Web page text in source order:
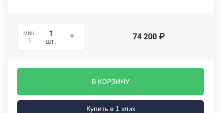
мин.
1
шт. 74 200 ₽
В КОРЗИНУ
Купить в 1 клик